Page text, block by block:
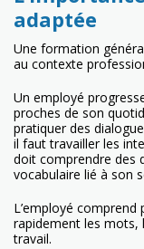
adaptée
Une formation
au contexte
Un employé
proches de son
pratiquer des
il faut travailler les
doit comprendre des
vocabulaire lié à son
L’employé
rapidement les mots,
travail.